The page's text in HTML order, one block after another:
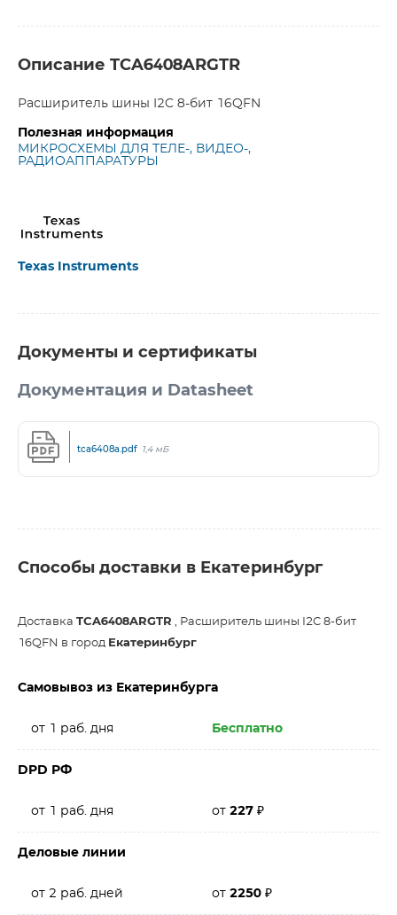
Описание TCA6408ARGTR
Расширитель шины I2C 8-бит 16QFN
Полезная информация
МИКРОСХЕМЫ ДЛЯ ТЕЛЕ-, ВИДЕО-,
РАДИОАППАРАТУРЫ
Texas Instruments
Документы и сертификаты
Документация и Datasheet
tca6408a.pdf 1,4 мБ
Способы доставки в Екатеринбург
Доставка TCA6408ARGTR , Расширитель шины I2C 8-бит
16QFN в город Екатеринбург
Самовывоз из Екатеринбурга
от 1 раб. дня Бесплатно
DPD РФ
от 1 раб. дня от 227 ₽
Деловые линии
от 2 раб. дней от 2250 ₽